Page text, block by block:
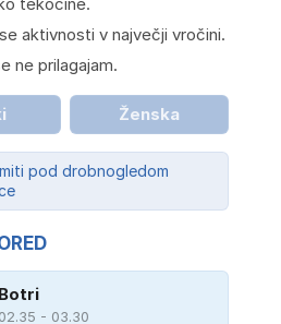
tekočine.
aktivnosti v največji vročini.
ne prilagajam.
Ženska
pod drobnogledom
Botri
02.35 - 03.30